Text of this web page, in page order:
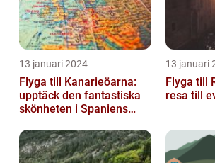
13 januari 2024
Flyga till Kanarieöarna:
upptäck den fantastiska
skönheten i Spaniens
13 januari
Flyga till Rom
resa till